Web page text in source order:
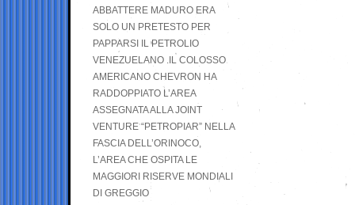
ABBATTERE MADURO ERA
SOLO UN PRETESTO PER
PAPPARSI IL PETROLIO
VENEZUELANO .IL COLOSSO
AMERICANO CHEVRON HA
RADDOPPIATO L’AREA
ASSEGNATA ALLA JOINT
VENTURE “PETROPIAR” NELLA
FASCIA DELL’ORINOCO,
L’AREA CHE OSPITA LE
MAGGIORI RISERVE MONDIALI
DI GREGGIO